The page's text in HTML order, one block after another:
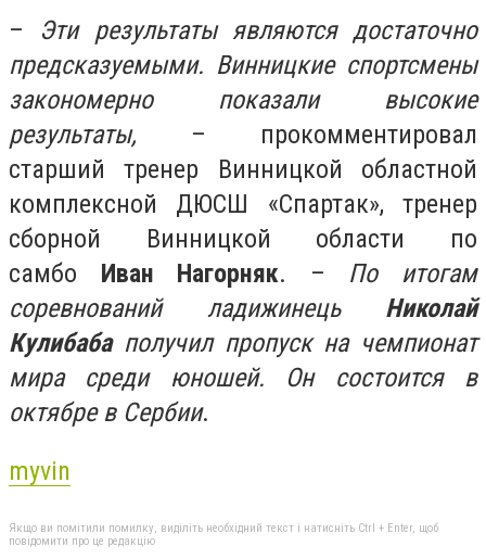
– Эти результаты являются достаточно
предсказуемыми. Винницкие спортсмены
закономерно показали высокие
результаты, – прокомментировал
старший тренер Винницкой областной
комплексной ДЮСШ «Спартак», тренер
сборной Винницкой области по
самбо Иван Нагорняк. – По итогам
соревнований ладижинець Николай
Кулибабаполучил пропуск на чемпионат
мира среди юношей. Он состоится в
октябре в Сербии.
myvin
Якщо ви помітили помилку, виділіть необхідний текст і натисніть Ctrl + Enter, щоб
повідомити про це редакцію